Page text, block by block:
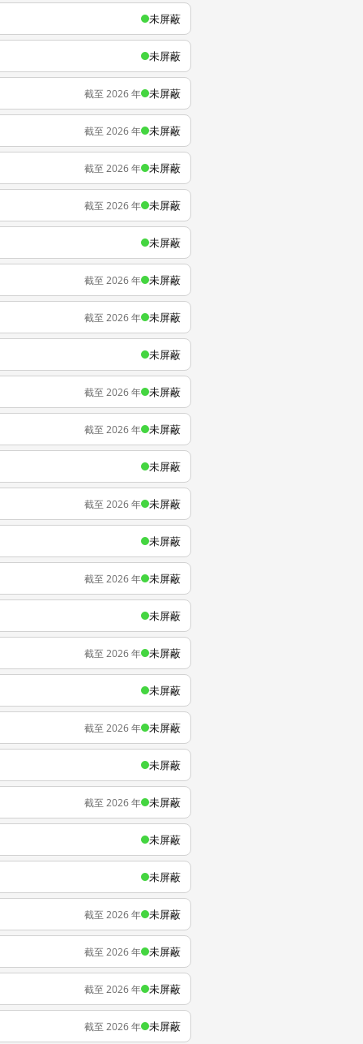
未屏蔽
未屏蔽
截至 2026 年 未屏蔽
截至 2026 年 未屏蔽
截至 2026 年 未屏蔽
截至 2026 年 未屏蔽
未屏蔽
截至 2026 年 未屏蔽
截至 2026 年 未屏蔽
未屏蔽
截至 2026 年 未屏蔽
截至 2026 年 未屏蔽
未屏蔽
截至 2026 年 未屏蔽
未屏蔽
截至 2026 年 未屏蔽
未屏蔽
截至 2026 年 未屏蔽
未屏蔽
截至 2026 年 未屏蔽
未屏蔽
截至 2026 年 未屏蔽
未屏蔽
未屏蔽
截至 2026 年 未屏蔽
截至 2026 年 未屏蔽
截至 2026 年 未屏蔽
截至 2026 年 未屏蔽